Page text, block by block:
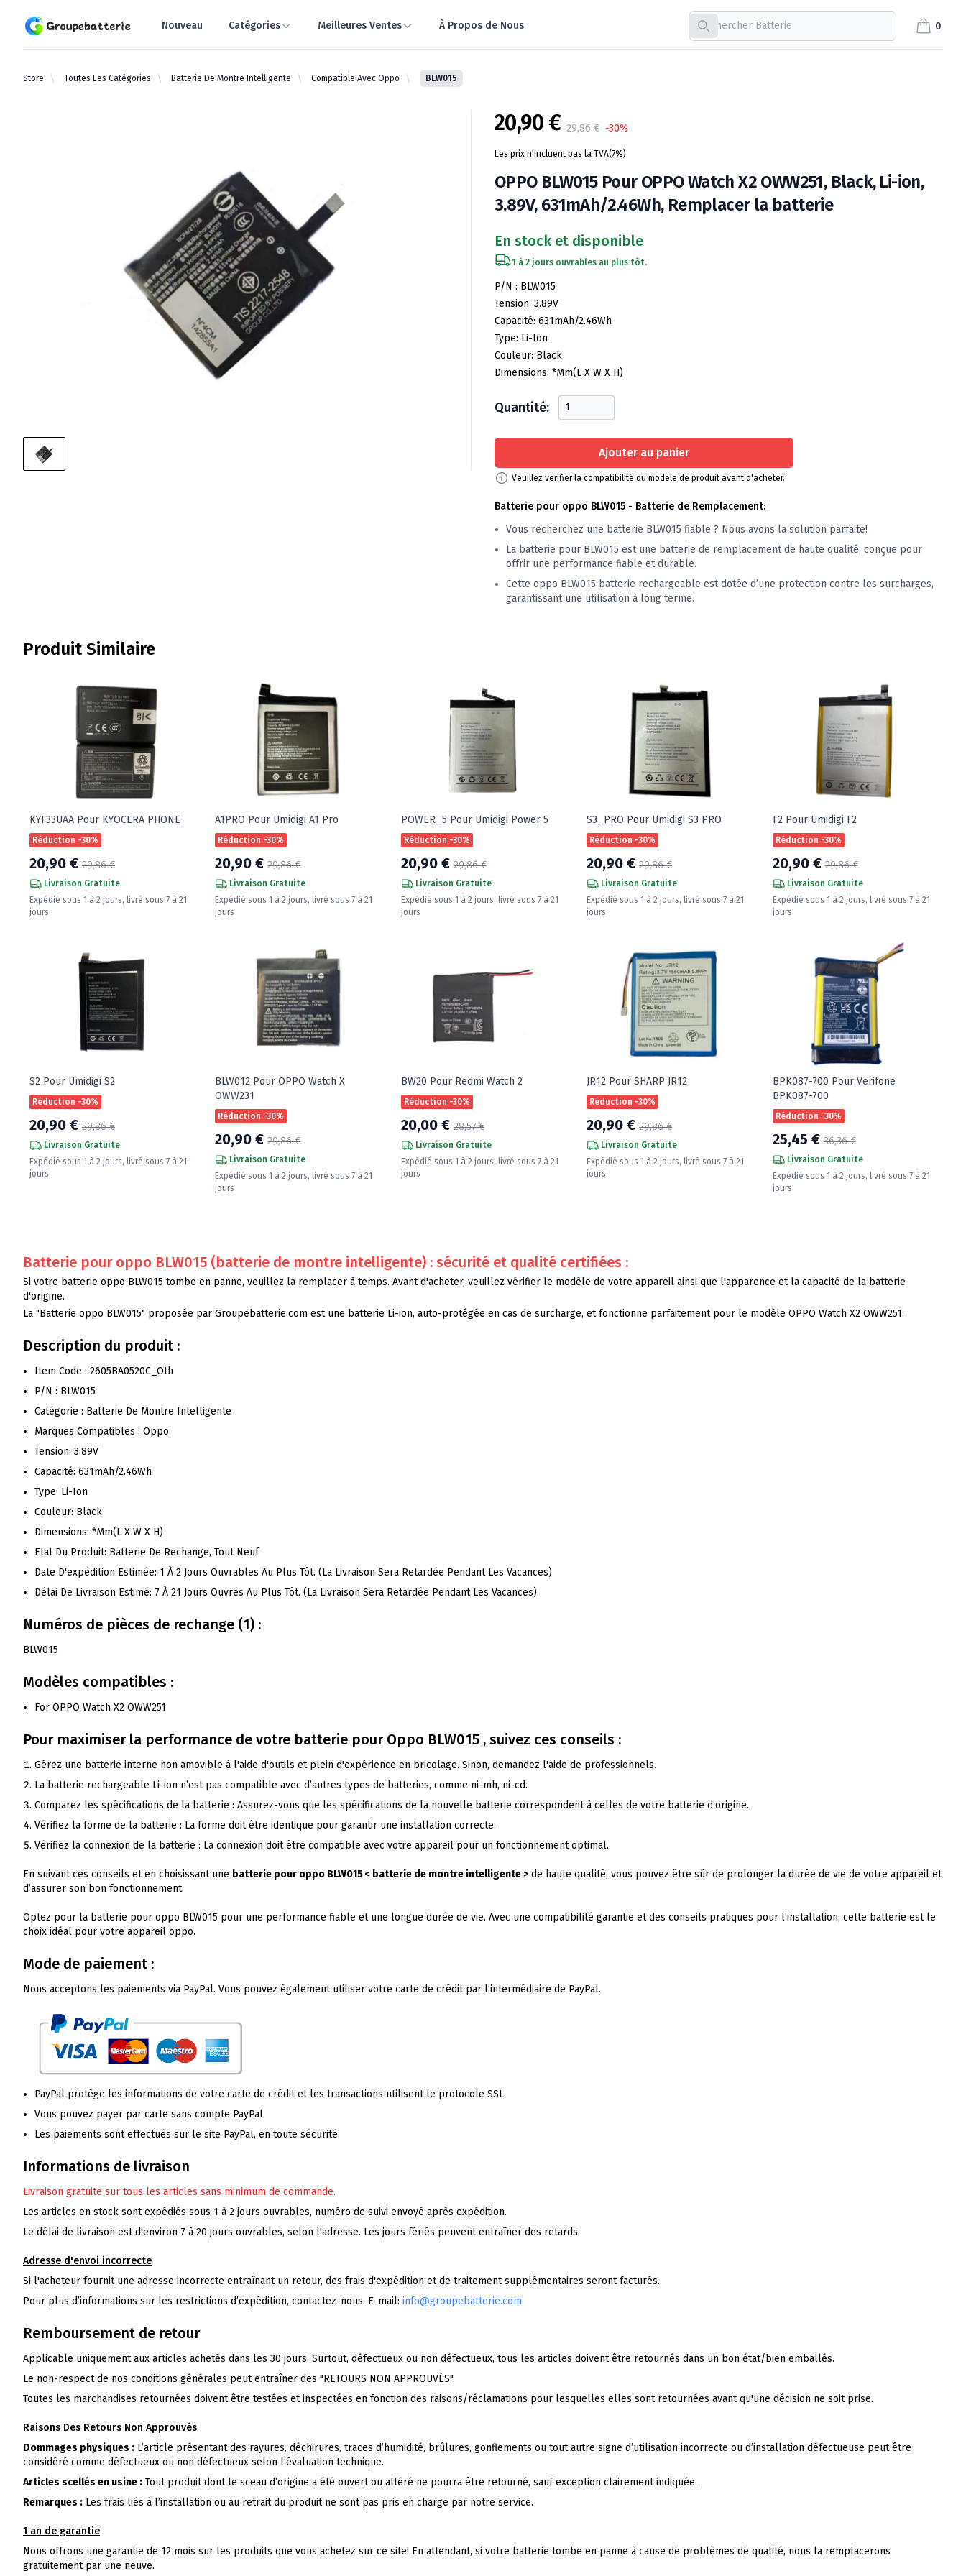
Groupebatterie.com Nouveau Catégories Meilleures Ventes À Propos de Nous
Recherche
0
items in
Store Toutes Les Catégories Batterie De Montre Intelligente Compatible Avec Oppo BLW015
Product information
20,90 € 29,86 € -30%
Les prix n'incluent pas la TVA(7%)
OPPO BLW015 Pour OPPO Watch X2 OWW251, Black, Li-ion,
3.89V, 631mAh/2.46Wh, Remplacer la batterie
En stock et disponible
1 à 2 jours ouvrables au plus tôt.
Spécifications de la batterie
P/N : BLW015
Tension: 3.89V
Capacité: 631mAh/2.46Wh
Type: Li-Ion
Couleur: Black
Dimensions: *mm(L X W X H)
Quantité:
Ajouter au panier
Veuillez vérifier la compatibilité du modèle de produit avant d'acheter.
Batterie pour oppo BLW015 - Batterie de Remplacement:
Vous recherchez une batterie BLW015 fiable ? Nous avons la solution parfaite!
La batterie pour BLW015 est une batterie de remplacement de haute qualité, conçue pour
offrir une performance fiable et durable.
Cette oppo BLW015 batterie rechargeable est dotée d’une protection contre les surcharges,
garantissant une utilisation à long terme.
Produit Similaire
KYF33UAA Pour KYOCERA PHONE
Réduction -30%
20,90 € 29,86 €
Livraison Gratuite
Expédié sous 1 à 2 jours, livré sous 7 à 21
jours
A1PRO Pour Umidigi A1 Pro
Réduction -30%
20,90 €29,86 €
Livraison Gratuite
Expédié sous 1 à 2 jours, livré sous 7 à 21
jours
POWER_5 Pour Umidigi Power 5
Réduction -30%
20,90 €29,86 €
Livraison Gratuite
Expédié sous 1 à 2 jours, livré sous 7 à 21
jours
S3_PRO Pour Umidigi S3 PRO
Réduction -30%
20,90 €29,86 €
Livraison Gratuite
Expédié sous 1 à 2 jours, livré sous 7 à 21
jours
F2 Pour Umidigi F2
Réduction -30%
20,90 €29,86 €
Livraison Gratuite
Expédié sous 1 à 2 jours, livré sous 7 à 21
jours
S2 Pour Umidigi S2
Réduction -30%
20,90 € 29,86 €
Livraison Gratuite
Expédié sous 1 à 2 jours, livré sous 7 à 21
jours
BLW012 Pour OPPO Watch X
OWW231
Réduction -30%
20,90 €29,86 €
Livraison Gratuite
Expédié sous 1 à 2 jours, livré sous 7 à 21
jours
BW20 Pour Redmi Watch 2
Réduction -30%
20,00 €28,57 €
Livraison Gratuite
Expédié sous 1 à 2 jours, livré sous 7 à 21
jours
JR12 Pour SHARP JR12
Réduction -30%
20,90 €29,86 €
Livraison Gratuite
Expédié sous 1 à 2 jours, livré sous 7 à 21
jours
BPK087-700 Pour Verifone
BPK087-700
Réduction -30%
25,45 €36,36 €
Livraison Gratuite
Expédié sous 1 à 2 jours, livré sous 7 à 21
jours
Batterie pour oppo BLW015 (batterie de montre intelligente) : sécurité et qualité certifiées :
Si votre batterie oppo BLW015 tombe en panne, veuillez la remplacer à temps. Avant d'acheter, veuillez vérifier le modèle de votre appareil ainsi que l'apparence et la capacité de la batterie
d'origine.
La "Batterie oppo BLW015" proposée par Groupebatterie.com est une batterie Li-ion, auto-protégée en cas de surcharge, et fonctionne parfaitement pour le modèle OPPO Watch X2 OWW251.
Description du produit :
Item Code : 2605BA0520C_Oth
P/N : BLW015
Catégorie : Batterie De Montre Intelligente
Marques Compatibles : Oppo
Tension: 3.89V
Capacité: 631mAh/2.46Wh
Type: Li-Ion
Couleur: Black
Dimensions: *mm(L X W X H)
Etat Du Produit: Batterie De Rechange, Tout Neuf
Date D'expédition Estimée: 1 À 2 Jours Ouvrables Au Plus Tôt. (La Livraison Sera Retardée Pendant Les Vacances)
Délai De Livraison Estimé: 7 À 21 Jours Ouvrés Au Plus Tôt. (La Livraison Sera Retardée Pendant Les Vacances)
Numéros de pièces de rechange (1) :
BLW015
Modèles compatibles :
For OPPO Watch X2 OWW251
Pour maximiser la performance de votre batterie pour Oppo BLW015 , suivez ces conseils :
Gérez une batterie interne non amovible à l'aide d'outils et plein d'expérience en bricolage. Sinon, demandez l'aide de professionnels.
La batterie rechargeable Li-ion n’est pas compatible avec d’autres types de batteries, comme ni-mh, ni-cd.
Comparez les spécifications de la batterie : Assurez-vous que les spécifications de la nouvelle batterie correspondent à celles de votre batterie d’origine.
Vérifiez la forme de la batterie : La forme doit être identique pour garantir une installation correcte.
Vérifiez la connexion de la batterie : La connexion doit être compatible avec votre appareil pour un fonctionnement optimal.
En suivant ces conseils et en choisissant une batterie pour oppo BLW015 < batterie de montre intelligente > de haute qualité, vous pouvez être sûr de prolonger la durée de vie de votre appareil et
d’assurer son bon fonctionnement.
Optez pour la batterie pour oppo BLW015 pour une performance fiable et une longue durée de vie. Avec une compatibilité garantie et des conseils pratiques pour l’installation, cette batterie est le
choix idéal pour votre appareil oppo.
Mode de paiement :
Nous acceptons les paiements via PayPal. Vous pouvez également utiliser votre carte de crédit par l’intermédiaire de PayPal.
PayPal protège les informations de votre carte de crédit et les transactions utilisent le protocole SSL.
Vous pouvez payer par carte sans compte PayPal.
Les paiements sont effectués sur le site PayPal, en toute sécurité.
Informations de livraison
Livraison gratuite sur tous les articles sans minimum de commande.
Les articles en stock sont expédiés sous 1 à 2 jours ouvrables, numéro de suivi envoyé après expédition.
Le délai de livraison est d'environ 7 à 20 jours ouvrables, selon l'adresse. Les jours fériés peuvent entraîner des retards.
Adresse d'envoi incorrecte
Si l'acheteur fournit une adresse incorrecte entraînant un retour, des frais d'expédition et de traitement supplémentaires seront facturés..
Pour plus d’informations sur les restrictions d’expédition, contactez-nous. E-mail: info@groupebatterie.com
Remboursement de retour
Applicable uniquement aux articles achetés dans les 30 jours. Surtout, défectueux ou non défectueux, tous les articles doivent être retournés dans un bon état/bien emballés.
Le non-respect de nos conditions générales peut entraîner des "RETOURS NON APPROUVÉS".
Toutes les marchandises retournées doivent être testées et inspectées en fonction des raisons/réclamations pour lesquelles elles sont retournées avant qu'une décision ne soit prise.
Raisons Des Retours Non Approuvés
Dommages physiques : L’article présentant des rayures, déchirures, traces d’humidité, brûlures, gonflements ou tout autre signe d’utilisation incorrecte ou d’installation défectueuse peut être
considéré comme défectueux ou non défectueux selon l’évaluation technique.
Articles scellés en usine : Tout produit dont le sceau d’origine a été ouvert ou altéré ne pourra être retourné, sauf exception clairement indiquée.
Remarques : Les frais liés à l’installation ou au retrait du produit ne sont pas pris en charge par notre service.
1 an de garantie
Nous offrons une garantie de 12 mois sur les produits que vous achetez sur ce site! En attendant, si votre batterie tombe en panne à cause de problèmes de qualité, nous la remplacerons
gratuitement par une neuve.